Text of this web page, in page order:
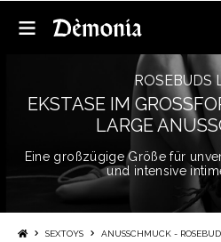
ROSEBUDS
EKSTASE IM
ARGE
Eine großzügige Größe für
und intensive
SEXTOYS ANUSSCHMUCK -